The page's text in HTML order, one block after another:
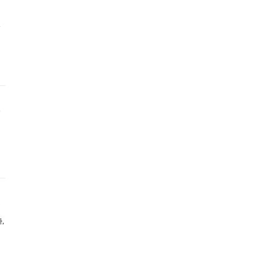
,